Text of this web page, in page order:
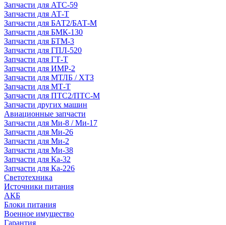
Запчасти для АТС-59
Запчасти для АТ-Т
Запчасти для БАТ2/БАТ-М
Запчасти для БМК-130
Запчасти для БТМ-3
Запчасти для ГПЛ-520
Запчасти для ГТ-Т
Запчасти для ИМР-2
Запчасти для МТЛБ / ХТЗ
Запчасти для МТ-Т
Запчасти для ПТС2/ПТС-М
Запчасти других машин
Авиационные запчасти
Запчасти для Ми-8 / Ми-17
Запчасти для Ми-26
Запчасти для Ми-2
Запчасти для Ми-38
Запчасти для Ка-32
Запчасти для Ка-226
Светотехника
Источники питания
АКБ
Блоки питания
Военное имущество
Гарантия